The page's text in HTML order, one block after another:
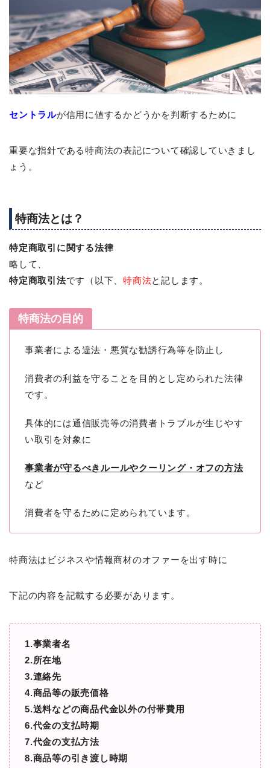
セントラルが信用に値するかどうかを判断するために
重要な指針である特商法の表記について確認していきまし
ょう。
特商法とは？
特定商取引に関する法律
略して、
特定商取引法です（以下、特商法と記します。
特商法の目的
事業者による違法・悪質な勧誘行為等を防止し
消費者の利益を守ることを目的とし定められた法律
です。
具体的には通信販売等の消費者トラブルが生じやす
い取引を対象に
事業者が守るべきルールやクーリング・オフの方法
など
消費者を守るために定められています。
特商法はビジネスや情報商材のオファーを出す時に
下記の内容を記載する必要があります。
1.事業者名
2.所在地
3.連絡先
4.商品等の販売価格
5.送料などの商品代金以外の付帯費用
6.代金の支払時期
7.代金の支払方法
8.商品等の引き渡し時期